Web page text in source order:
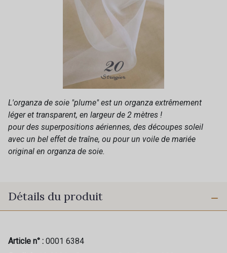
L'organza de soie "plume" est un organza extrêmement
léger et transparent, en largeur de 2 mètres !
pour des superpositions aériennes, des découpes soleil
avec un bel effet de traîne, ou pour un voile de mariée
original en organza de soie.
Détails du produit
Article n° : 0001 6384